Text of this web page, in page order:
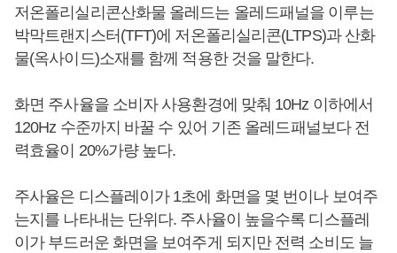
저온폴리실리콘산화물 올레드는 올레드패널을 이루는
박막트랜지스터(TFT)에 저온폴리실리콘(LTPS)과 산화
물(옥사이드)소재를 함께 적용한 것을 말한다.
화면 주사율을 소비자 사용환경에 맞춰 10Hz 이하에서
120Hz 수준까지 바꿀 수 있어 기존 올레드패널보다 전
력효율이 20%가량 높다.
주사율은 디스플레이가 1초에 화면을 몇 번이나 보여주
는지를 나타내는 단위다. 주사율이 높을수록 디스플레
이가 부드러운 화면을 보여주게 되지만 전력 소비도 늘